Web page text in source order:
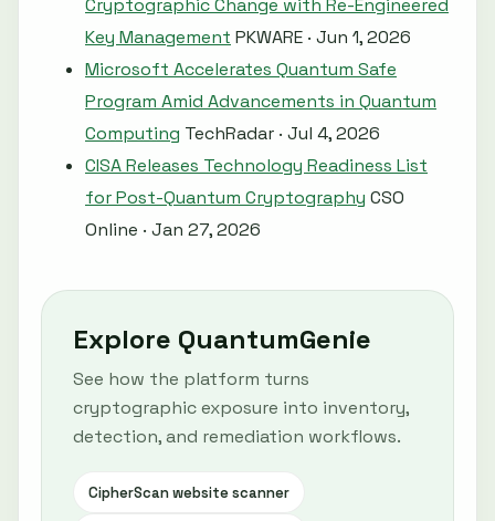
Cryptographic Change with Re-Engineered
Key Management PKWARE · Jun 1, 2026
Microsoft Accelerates Quantum Safe
Program Amid Advancements in Quantum
Computing TechRadar · Jul 4, 2026
CISA Releases Technology Readiness List
for Post-Quantum Cryptography CSO
Online · Jan 27, 2026
Explore QuantumGenie
See how the platform turns
cryptographic exposure into inventory,
detection, and remediation workflows.
CipherScan website scanner